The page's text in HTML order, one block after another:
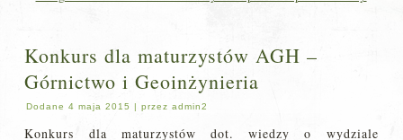
Konkurs dla maturzystów AGH –
Górnictwo i Geoinżynieria
Dodane 4 maja 2015 |przez admin2
Konkurs dla maturzystów dot. wiedzy o wydziale